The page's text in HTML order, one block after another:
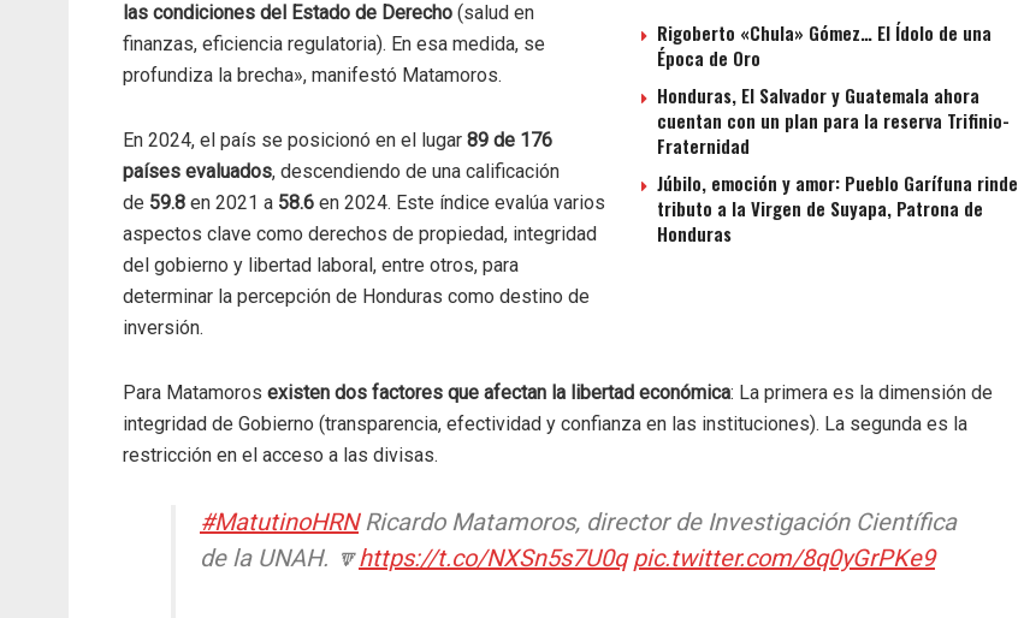
Rigoberto «Chula» Gómez… El Ídolo de una
Época de Oro
Honduras, El Salvador y Guatemala ahora
cuentan con un plan para la reserva Trifinio-
Fraternidad
Júbilo, emoción y amor: Pueblo Garífuna rinde
tributo a la Virgen de Suyapa, Patrona de
Honduras
las condiciones del Estado de Derecho (salud en
finanzas, eficiencia regulatoria). En esa medida, se
profundiza la brecha», manifestó Matamoros.
En 2024, el país se posicionó en el lugar 89 de 176
países evaluados, descendiendo de una calificación
de 59.8 en 2021 a 58.6 en 2024. Este índice evalúa varios
aspectos clave como derechos de propiedad, integridad
del gobierno y libertad laboral, entre otros, para
determinar la percepción de Honduras como destino de
inversión.
Para Matamoros existen dos factores que afectan la libertad económica: La primera es la dimensión de
integridad de Gobierno (transparencia, efectividad y confianza en las instituciones). La segunda es la
restricción en el acceso a las divisas.
#MatutinoHRNRicardo Matamoros, director de Investigación Científica
de la UNAH. 🔽https://t.co/NXSn5s7U0q pic.twitter.com/8q0yGrPKe9